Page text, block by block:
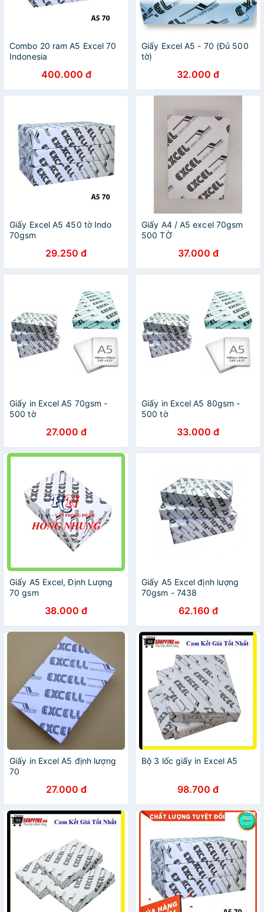
Combo 20 ram A5 Excel 70
Indonesia
400.000 đ
Giấy Excel A5 - 70 (Đủ 500
tờ)
32.000 đ
Giấy Excel A5 450 tờ Indo
70gsm
29.250 đ
Giấy A4 / A5 excel 70gsm
500 TỜ
37.000 đ
Giấy in Excel A5 70gsm -
500 tờ
27.000 đ
Giấy in Excel A5 80gsm -
500 tờ
33.000 đ
Giấy A5 Excel, Định Lượng
70 gsm
38.000 đ
Giấy A5 Excel định lượng
70gsm - 7438
62.160 đ
Giấy in Excel A5 định lượng
70
27.000 đ
Bộ 3 lốc giấy in Excel A5
98.700 đ